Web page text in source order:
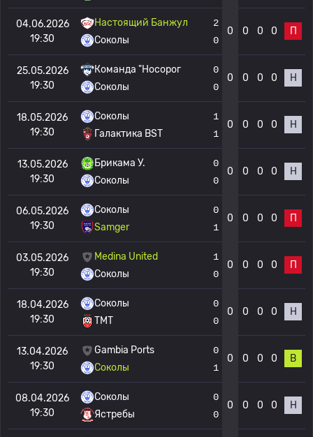
04.06.2026
19:30
Настоящий Банжул
Соколы
2
0
0 0 0 0 П
25.05.2026
19:30
Команда "Носорог
Соколы
0
0
0 0 0 0 Н
18.05.2026
19:30
Соколы
Галактика BST
1
1
0 0 0 0 Н
13.05.2026
19:30
Брикама У.
Соколы
0
0
0 0 0 0 Н
06.05.2026
19:30
Соколы
Samger
0
1
0 0 0 0 П
03.05.2026
19:30
Medina United
Соколы
1
0
0 0 0 0 П
18.04.2026
19:30
Соколы
TMT
0
0
0 0 0 0 Н
13.04.2026
19:30
Gambia Ports
Соколы
0
1
0 0 0 0 В
08.04.2026
19:30
Соколы
Ястребы
0
0
0 0 0 0 Н